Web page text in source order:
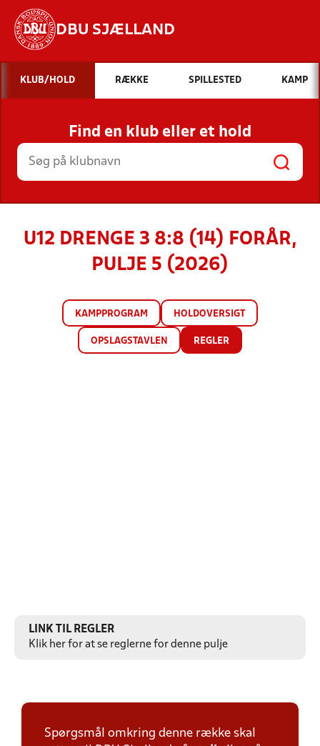
DBU SJÆLLAND
Hvad vil du søge efter?
INDHOLD OG NYHEDER
STILLINGER, RESULTATER, KLUBBER OG
HOLD
KLUB/HOLD RÆKKE SPILLESTED KAMP
Find en klub eller et hold
U12 DRENGE 3 8:8 (14) FORÅR,
PULJE 5 (2026)
KAMPPROGRAM HOLDOVERSIGT
OPSLAGSTAVLEN REGLER
LINK TIL REGLER
Klik her for at se reglerne for denne pulje
Spørgsmål omkring denne række skal